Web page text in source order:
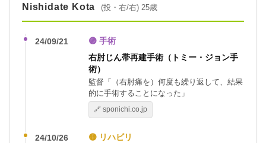
Nishidate Kota (投・右/右) 25歳
24/09/21
🟣 手術
右肘じん帯再建手術（トミー・ジョン手
術）
監督「（右肘痛を）何度も繰り返して、結果
的に手術することになった」
🔗 sponichi.co.jp
24/10/26 🟡 リハビリ